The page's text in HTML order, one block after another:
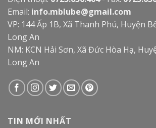
Email: info.mblube@gmail.com
VP: 144 Ấp 1B, Xã Thanh Phú, Huyện
Long An
NM: KCN Hải Sơn, Xã Đức Hòa Hạ,
Long An
TIN MỚI NHẤT